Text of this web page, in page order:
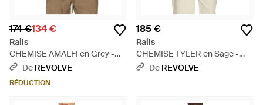
174 €134 €
Rails
CHEMISE AMALFI en Grey -
Blanc
De REVOLVE
RÉDUCTION
185 €
Rails
CHEMISE TYLER en Sage -
Neutre
De REVOLVE